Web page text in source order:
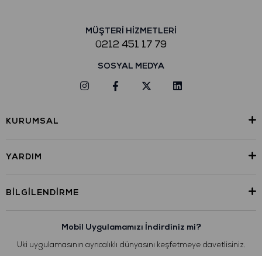
MÜŞTERİ HİZMETLERİ
0212 451 17 79
SOSYAL MEDYA
KURUMSAL
YARDIM
BILGILENDIRME
Mobil Uygulamamızı İndirdiniz mi?
Uki uygulamasının ayrıcalıklı dünyasını keşfetmeye davetlisiniz.